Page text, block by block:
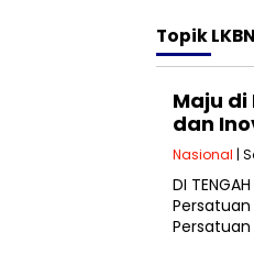
Topik
Maju di
dan
Nasional |
DI